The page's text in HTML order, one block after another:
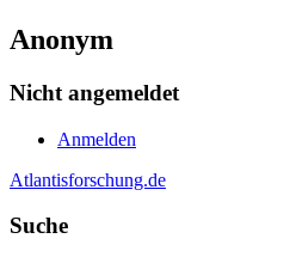
Anonym
Nicht angemeldet
Anmelden
Atlantisforschung.de
Suche